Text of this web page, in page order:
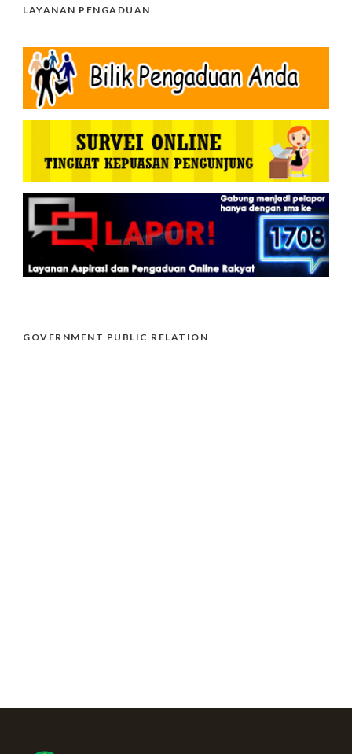
LAYANAN PENGADUAN
GOVERNMENT PUBLIC RELATION